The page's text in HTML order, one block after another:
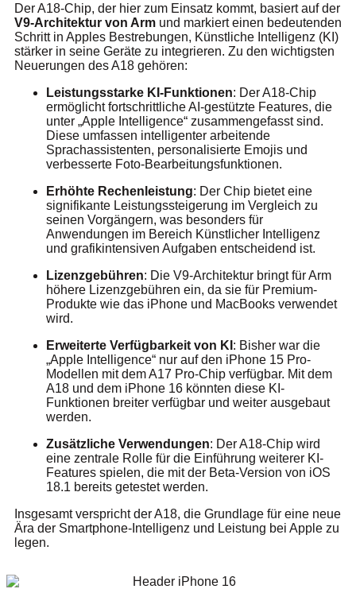
Der A18-Chip, der hier zum Einsatz kommt, basiert auf der
V9-Architektur von Arm und markiert einen bedeutenden
Schritt in Apples Bestrebungen, Künstliche Intelligenz (KI)
stärker in seine Geräte zu integrieren. Zu den wichtigsten
Neuerungen des A18 gehören:
Leistungsstarke KI-Funktionen: Der A18-Chip
ermöglicht fortschrittliche AI-gestützte Features, die
unter „Apple Intelligence“ zusammengefasst sind.
Diese umfassen intelligenter arbeitende
Sprachassistenten, personalisierte Emojis und
verbesserte Foto-Bearbeitungsfunktionen.
Erhöhte Rechenleistung: Der Chip bietet eine
signifikante Leistungssteigerung im Vergleich zu
seinen Vorgängern, was besonders für
Anwendungen im Bereich Künstlicher Intelligenz
und grafikintensiven Aufgaben entscheidend ist.
Lizenzgebühren: Die V9-Architektur bringt für Arm
höhere Lizenzgebühren ein, da sie für Premium-
Produkte wie das iPhone und MacBooks verwendet
wird.
Erweiterte Verfügbarkeit von KI : Bisher war die
„Apple Intelligence“ nur auf den iPhone 15 Pro-
Modellen mit dem A17 Pro-Chip verfügbar. Mit dem
A18 und dem iPhone 16 könnten diese KI-
Funktionen breiter verfügbar und weiter ausgebaut
werden.
Zusätzliche Verwendungen: Der A18-Chip wird
eine zentrale Rolle für die Einführung weiterer KI-
Features spielen, die mit der Beta-Version von iOS
18.1 bereits getestet werden.
Insgesamt verspricht der A18, die Grundlage für eine neue
Ära der Smartphone-Intelligenz und Leistung bei Apple zu
legen.